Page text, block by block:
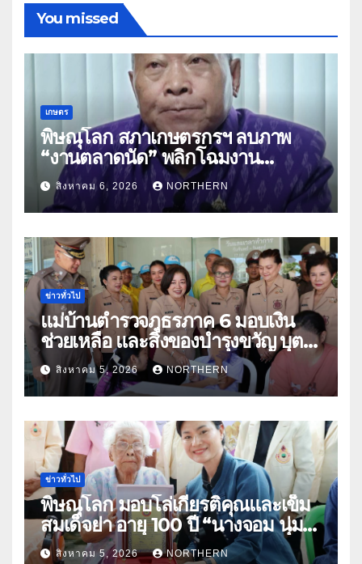
You missed
เกษตร
พิษณุโลก สภาเกษตรกรฯ ลบภาพ
“งานตลาดนัด” พลิกโฉมงาน
“เกษตรรุ่งเรืองเมืองสองแคว 69” มุ่ง
ประโยชน์เกษตรกร ดึงนวัตกรรม-จับ
คู่ธุรกิจดันสินค้าเกษตรสู่สากล (คลิป)
สิงหาคม 6, 2026 NORTHERN
ข่าวทั่วไป
แม่บ้านตำรวจภูธรภาค 6 มอบเงิน
ช่วยเหลือ และสิ่งของบำรุงขวัญ บุตร-
ธิดา ข้าราชการตำรวจจังหวัด
อุทัยธานี
สิงหาคม 5, 2026 NORTHERN
ข่าวทั่วไป
พิษณุโลก มอบโล่เกียรติคุณและเข็ม
สมเด็จย่า อายุ 100 ปี “นางจอม นุ่ม
เนตร” ตำบลบ้านกร่าง อำเภอเมือง
สิงหาคม 5, 2026 NORTHERN